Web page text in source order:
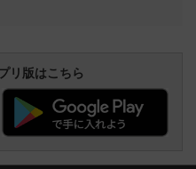
リ版はこちら